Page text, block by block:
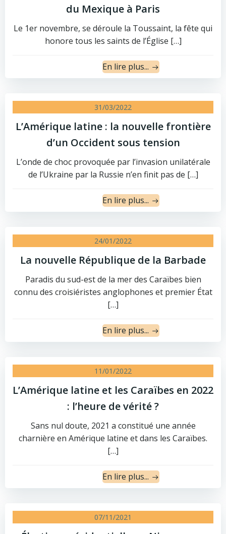
du Mexique à Paris
Le 1er novembre, se déroule la Toussaint, la fête qui
honore tous les saints de l’Église […]
En lire plus...
31/03/2022
L’Amérique latine : la nouvelle frontière
d’un Occident sous tension
L’onde de choc provoquée par l’invasion unilatérale
de l’Ukraine par la Russie n’en finit pas de […]
En lire plus...
24/01/2022
La nouvelle République de la Barbade
Paradis du sud-est de la mer des Caraïbes bien
connu des croisiéristes anglophones et premier État
[…]
En lire plus...
11/01/2022
L’Amérique latine et les Caraïbes en 2022
: l’heure de vérité ?
Sans nul doute, 2021 a constitué une année
charnière en Amérique latine et dans les Caraïbes.
[…]
En lire plus...
07/11/2021